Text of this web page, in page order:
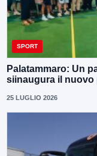
SPORT
Palatammaro: Un
siinaugura il nuovo
25 LUGLIO 2026